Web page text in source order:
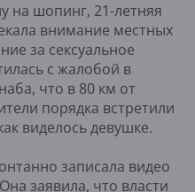
на шопинг, 21-летняя
внимание местных
за сексуальное
с жалобой в
что в 80 км от
порядка встретили
виделось девушке.
записала видео
заявила, что власти